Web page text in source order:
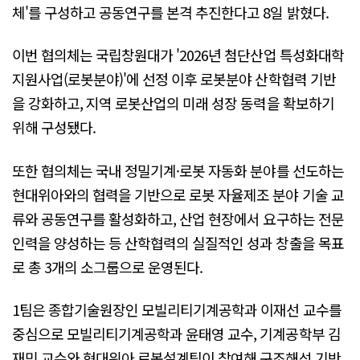
체'를 구성하고 공동연구를 본격 추진한다고 8일 밝혔다.
이번 협의체는 국립창원대가 '2026년 첨단산업 특성화대학
지원사업(로봇분야)'에 선정 이후 로봇분야 산학협력 기반
을 강화하고, 지역 로봇산업의 미래 성장 동력을 확보하기
위해 구성됐다.
또한 협의체는 국내 정밀기계·로봇 자동화 분야를 선도하는
현대위아와의 협력을 기반으로 로봇 자율제조 분야 기술 교
류와 공동연구를 활성화하고, 산업 현장에서 요구하는 전문
인력을 양성하는 등 산학협력의 실질적인 성과 창출을 목표
로 총 3개의 소그룹으로 운영된다.
1팀은 종합기술원장인 모빌리티기계공학과 이재선 교수를
중심으로 모빌리티기계공학과 윤태영 교수, 기계공학부 김